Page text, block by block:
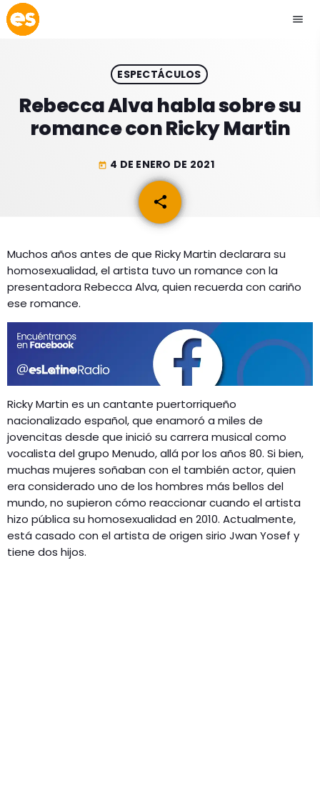
menu
play_arrow EMISIÓN LA PAZ
play_arrow EMISIÓN COCHABAMBA
ACTUALIDAD
GEEKERS
MÚSICA
ENTRETENIMIENTO
LOS + TOP
PROGRAMACIÓN
INICIO
RADIO SPLENDID
CONTACTO
ESPECTÁCULOS
Rebecca Alva habla sobre su
romance con Ricky Martin
today 4 DE ENERO DE 2021
share
email
Muchos años antes de que Ricky Martin declarara su
homosexualidad, el artista tuvo un romance con la
presentadora Rebecca Alva, quien recuerda con cariño
ese romance.
Ricky Martin es un cantante puertorriqueño
nacionalizado español, que enamoró a miles de
jovencitas desde que inició su carrera musical como
vocalista del grupo Menudo, allá por los años 80. Si bien,
muchas mujeres soñaban con el también actor, quien
era considerado uno de los hombres más bellos del
mundo, no supieron cómo reaccionar cuando el artista
hizo pública su homosexualidad en 2010. Actualmente,
está casado con el artista de origen sirio Jwan Yosef y
tiene dos hijos.